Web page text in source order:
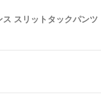
スリットタックパンツ